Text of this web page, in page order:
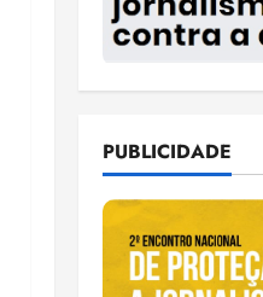
PUBLICIDADE